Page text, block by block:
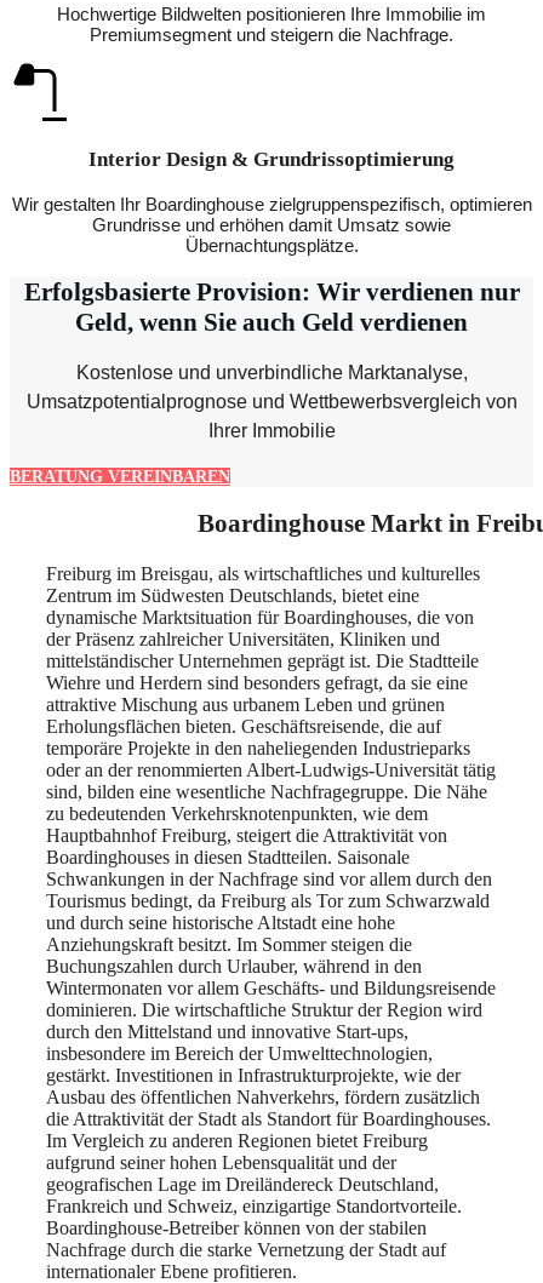
Hochwertige Bildwelten positionieren Ihre Immobilie im
Premiumsegment und steigern die Nachfrage.
Interior Design & Grundrissoptimierung
Wir gestalten Ihr Boardinghouse zielgruppenspezifisch, optimieren
Grundrisse und erhöhen damit Umsatz sowie
Übernachtungsplätze.
Erfolgsbasierte Provision: Wir verdienen nur
Geld, wenn Sie auch Geld verdienen
Kostenlose und unverbindliche Marktanalyse,
Umsatzpotentialprognose und Wettbewerbsvergleich von
Ihrer Immobilie
BERATUNG VEREINBAREN
Boardinghouse Markt in
Freiburg im Breisgau, als wirtschaftliches und kulturelles
Zentrum im Südwesten Deutschlands, bietet eine
dynamische Marktsituation für Boardinghouses, die von
der Präsenz zahlreicher Universitäten, Kliniken und
mittelständischer Unternehmen geprägt ist. Die Stadtteile
Wiehre und Herdern sind besonders gefragt, da sie eine
attraktive Mischung aus urbanem Leben und grünen
Erholungsflächen bieten. Geschäftsreisende, die auf
temporäre Projekte in den naheliegenden Industrieparks
oder an der renommierten Albert-Ludwigs-Universität tätig
sind, bilden eine wesentliche Nachfragegruppe. Die Nähe
zu bedeutenden Verkehrsknotenpunkten, wie dem
Hauptbahnhof Freiburg, steigert die Attraktivität von
Boardinghouses in diesen Stadtteilen. Saisonale
Schwankungen in der Nachfrage sind vor allem durch den
Tourismus bedingt, da Freiburg als Tor zum Schwarzwald
und durch seine historische Altstadt eine hohe
Anziehungskraft besitzt. Im Sommer steigen die
Buchungszahlen durch Urlauber, während in den
Wintermonaten vor allem Geschäfts- und Bildungsreisende
dominieren. Die wirtschaftliche Struktur der Region wird
durch den Mittelstand und innovative Start-ups,
insbesondere im Bereich der Umwelttechnologien,
gestärkt. Investitionen in Infrastrukturprojekte, wie der
Ausbau des öffentlichen Nahverkehrs, fördern zusätzlich
die Attraktivität der Stadt als Standort für Boardinghouses.
Im Vergleich zu anderen Regionen bietet Freiburg
aufgrund seiner hohen Lebensqualität und der
geografischen Lage im Dreiländereck Deutschland,
Frankreich und Schweiz, einzigartige Standortvorteile.
Boardinghouse-Betreiber können von der stabilen
Nachfrage durch die starke Vernetzung der Stadt auf
internationaler Ebene profitieren.